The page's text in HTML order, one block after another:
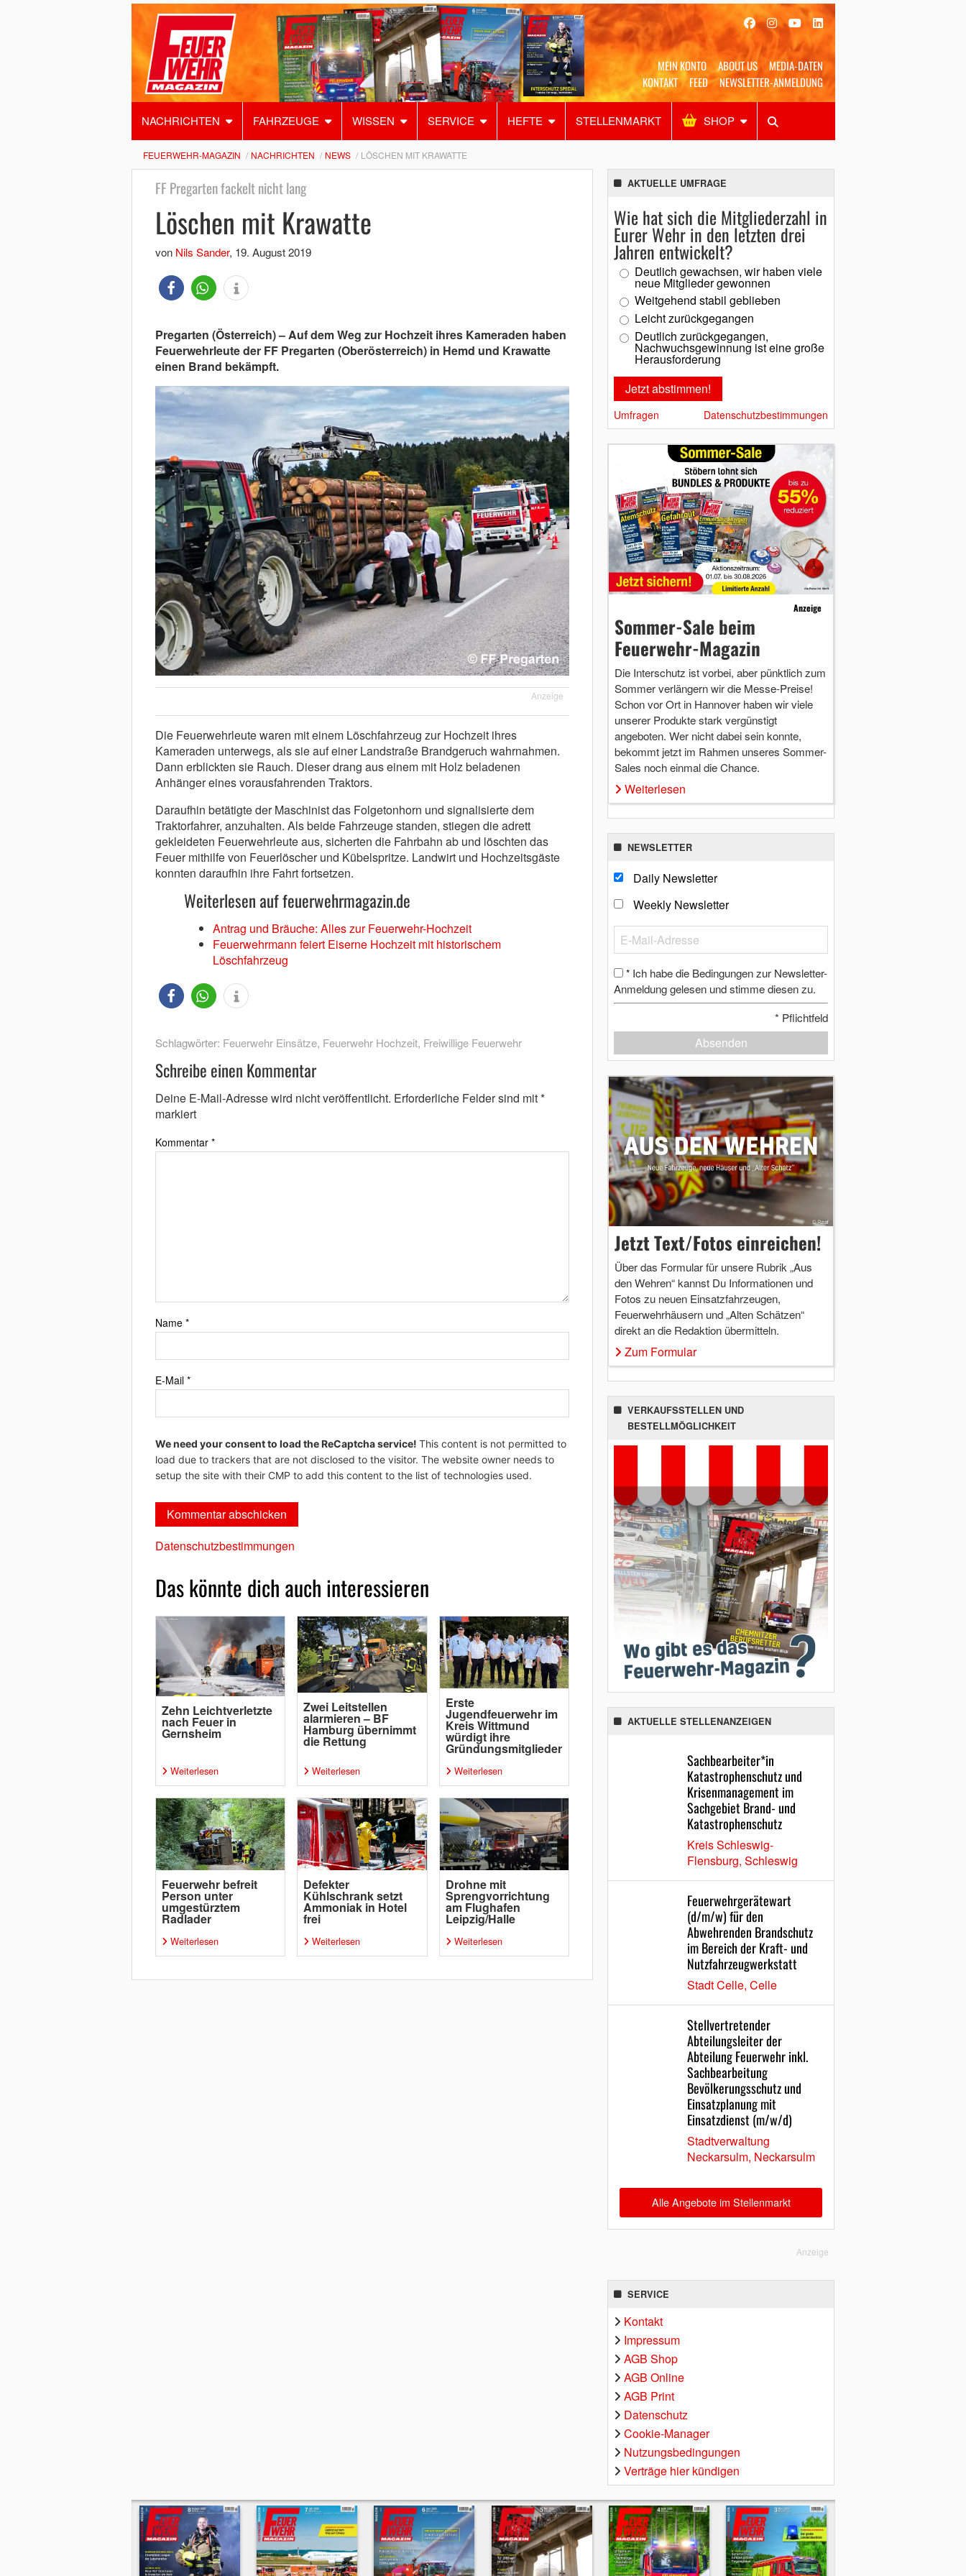
MEIN KONTO ABOUT US
MEDIA-DATEN
KONTAKT
FEED NEWSLETTER-ANMELDUNG
NACHRICHTEN FAHRZEUGE WISSEN SERVICE HEFTE STELLENMARKT SHOP
Alles Shop SUCHEN
FEUERWEHR-MAGAZIN NACHRICHTEN NEWS LÖSCHEN MIT KRAWATTE
FF Pregarten fackelt nicht lang
Löschen mit Krawatte
von Nils Sander, 19. August 2019
Pregarten (Österreich) – Auf dem Weg zur Hochzeit ihres Kameraden haben
Feuerwehrleute der FF Pregarten (Oberösterreich) in Hemd und Krawatte
einen Brand bekämpft.
Anzeige
Die Feuerwehrleute waren mit einem Löschfahrzeug zur Hochzeit ihres
Kameraden unterwegs, als sie auf einer Landstraße Brandgeruch wahrnahmen.
Dann erblickten sie Rauch. Dieser drang aus einem mit Holz beladenen
Anhänger eines vorausfahrenden Traktors.
Daraufhin betätigte der Maschinist das Folgetonhorn und signalisierte dem
Traktorfahrer, anzuhalten. Als beide Fahrzeuge standen, stiegen die adrett
gekleideten Feuerwehrleute aus, sicherten die Fahrbahn ab und löschten das
Feuer mithilfe von Feuerlöscher und Kübelspritze. Landwirt und Hochzeitsgäste
konnten daraufhin ihre Fahrt fortsetzen.
Weiterlesen auf feuerwehrmagazin.de
Antrag und Bräuche: Alles zur Feuerwehr-Hochzeit
Feuerwehrmann feiert Eiserne Hochzeit mit historischem
Löschfahrzeug
Schlagwörter: Feuerwehr Einsätze, Feuerwehr Hochzeit, Freiwillige Feuerwehr
Schreibe einen Kommentar
Deine E-Mail-Adresse wird nicht veröffentlicht. Erforderliche Felder sind mit*
markiert
Kommentar *
Name *
E-Mail *
We need your consent to load the ReCaptcha service! This content is not permitted to
load due to trackers that are not disclosed to the visitor. The website owner needs to
setup the site with their CMP to add this content to the list of technologies used.
Datenschutzbestimmungen
Das könnte dich auch interessieren
Zehn Leichtverletzte
nach Feuer in
Gernsheim
Weiterlesen
Zwei Leitstellen
alarmieren – BF
Hamburg übernimmt
die Rettung
Weiterlesen
Erste
Jugendfeuerwehr im
Kreis Wittmund
würdigt ihre
Gründungsmitglieder
Weiterlesen
Feuerwehr befreit
Person unter
umgestürztem
Radlader
Weiterlesen
Defekter
Kühlschrank setzt
Ammoniak in Hotel
frei
Weiterlesen
Drohne mit
Sprengvorrichtung
am Flughafen
Leipzig/Halle
Weiterlesen
AKTUELLE UMFRAGE
Wie hat sich die Mitgliederzahl in
Eurer Wehr in den letzten drei
Jahren entwickelt?
Deutlich gewachsen, wir haben viele
neue Mitglieder gewonnen
Weitgehend stabil geblieben
Leicht zurückgegangen
Deutlich zurückgegangen,
Nachwuchsgewinnung ist eine große
Herausforderung
Umfragen Datenschutzbestimmungen
Anzeige
Sommer-Sale beim
Feuerwehr-Magazin
Die Interschutz ist vorbei, aber pünktlich zum
Sommer verlängern wir die Messe-Preise!
Schon vor Ort in Hannover haben wir viele
unserer Produkte stark vergünstigt
angeboten. Wer nicht dabei sein konnte,
bekommt jetzt im Rahmen unseres Sommer-
Sales noch einmal die Chance.
Weiterlesen
NEWSLETTER
Daily Newsletter
Weekly Newsletter
* Ich habe die Bedingungen zur Newsletter-
Anmeldung gelesen und stimme diesen zu.
* Pflichtfeld
Absenden
Jetzt Text/Fotos einreichen!
Über das Formular für unsere Rubrik „Aus
den Wehren“ kannst Du Informationen und
Fotos zu neuen Einsatzfahrzeugen,
Feuerwehrhäusern und „Alten Schätzen“
direkt an die Redaktion übermitteln.
Zum Formular
VERKAUFSSTELLEN UND
BESTELLMÖGLICHKEIT
AKTUELLE STELLENANZEIGEN
Sachbearbeiter*in
Katastrophenschutz und
Krisenmanagement im
Sachgebiet Brand- und
Katastrophenschutz
Kreis Schleswig-
Flensburg, Schleswig
Feuerwehrgerätewart
(d/m/w) für den
Abwehrenden Brandschutz
im Bereich der Kraft- und
Nutzfahrzeugwerkstatt
Stadt Celle, Celle
Stellvertretender
Abteilungsleiter der
Abteilung Feuerwehr inkl.
Sachbearbeitung
Bevölkerungsschutz und
Einsatzplanung mit
Einsatzdienst (m/w/d)
Stadtverwaltung
Neckarsulm, Neckarsulm
Alle Angebote im Stellenmarkt
Anzeige
SERVICE
Kontakt
Impressum
AGB Shop
AGB Online
AGB Print
Datenschutz
Cookie-Manager
Nutzungsbedingungen
Verträge hier kündigen